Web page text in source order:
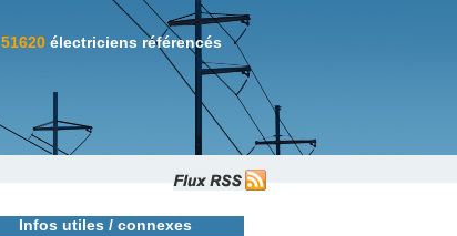
51620 électriciens référencés
Infos utiles / connexes